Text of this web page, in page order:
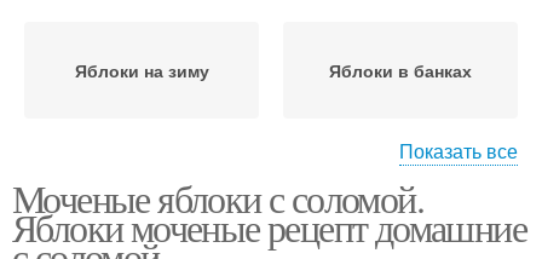
Яблоки на зиму Яблоки в банках
Яблоки в пластиковом
ведре
Показать все
Моченые яблоки с соломой.
Яблоки моченые рецепт домашние